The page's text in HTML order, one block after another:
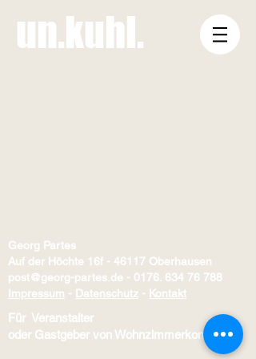
un.kuhl.
Georg Partes
Auf der Höchte 16f - 46117 Oberhausen
post@georg-partes.de - 0176. 634 76 788
Impressum - Datenschutz - Kontakt
Für Veranstalter
oder Gastgeber von Wohnzimmerkonzerten